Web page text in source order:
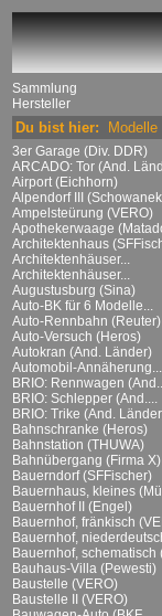
Sammlung
Hersteller
Du bist hier:
3er Garage (Div. DDR)
ARCADO: Tor (And.
Airport (Eichhorn)
Alpendorf III
Ampelsteürung (VERO)
Apothekerwaage
Architektenhaus
Architektenhäuser...
Architektenhäuser...
Augustusburg (Sina)
Auto-BK für 6 Modelle...
Auto-Rennbahn (Reuter)
Auto-Versuch (Heros)
Autokran (And. Länder)
Automobil-Annäherung...
BRIO: Rennwagen
BRIO: Schlepper (And....
BRIO: Trike (And.
Bahnschranke (Heros)
Bahnstation (THUWA)
Bahnübergang (Firma X)
Bauerndorf (SFFischer)
Bauernhaus, kleines
Bauernhof II (Engel)
Bauernhof, fränkisch
Bauernhof,
Bauernhof, schematisch
Bauhaus-Villa (Pewesti)
Baustelle (VERO)
Baustelle II (VERO)